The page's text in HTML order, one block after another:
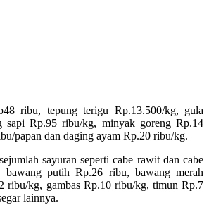
ribu, tepung terigu Rp.13.500/kg, gula
sapi Rp.95 ribu/kg, minyak goreng Rp.14
papan dan daging ayam Rp.20 ribu/kg.
sayuran seperti cabe rawit dan cabe
bawang putih Rp.26 ribu, bawang merah
ribu/kg, gambas Rp.10 ribu/kg, timun Rp.7
lainnya.